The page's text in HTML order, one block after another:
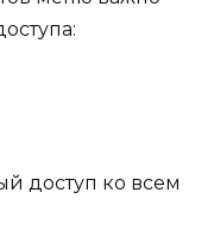
доступ ко всем